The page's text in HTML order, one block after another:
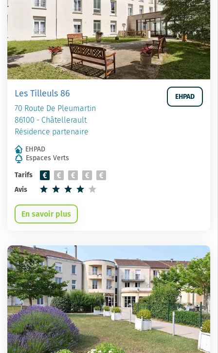
Les Tilleuls 86
70 Route De Pleumartin
86100 - Châtellerault
Résidence partenaire
EHPAD
EHPAD
Espaces Verts
Tarifs
Avis
En savoir plus